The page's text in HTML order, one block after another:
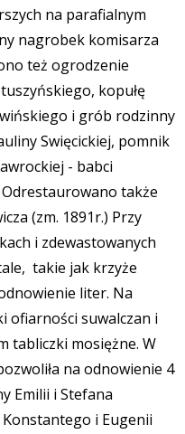
na parafialnym
nagrobek komisarza
też ogrodzenie
kopułę
i grób rodzinny
Swięcickiej, pomnik
- babci
także
(zm. 1891r.) Przy
i zdewastowanych
takie jak krzyże
liter. Na
ofiarności suwalczan i
tabliczki mosiężne. W
na odnowienie 4
Emilii i Stefana
i Eugenii